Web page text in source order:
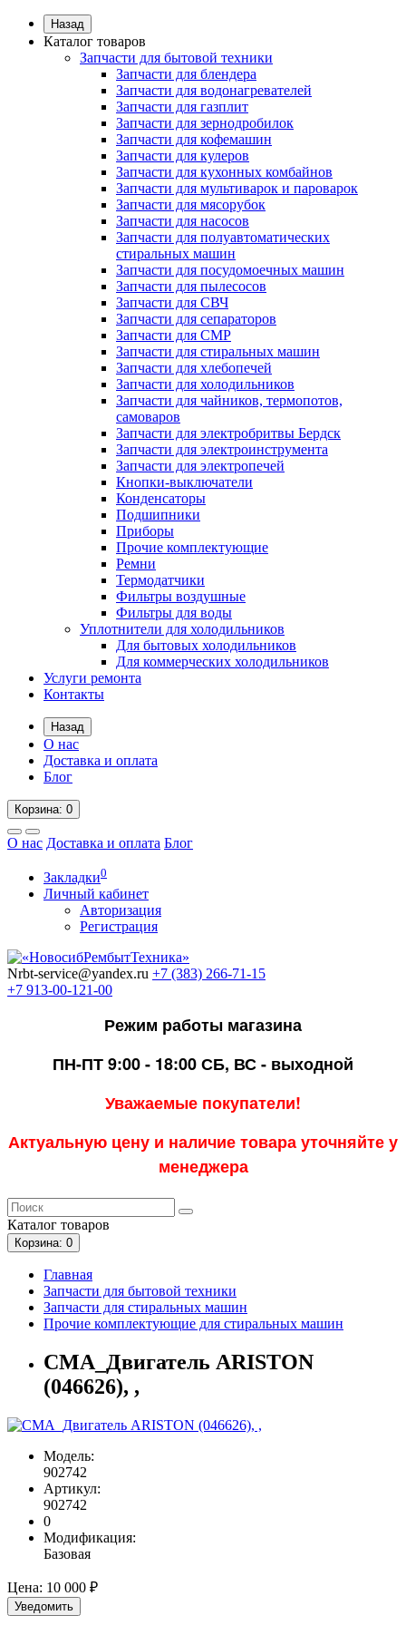
Назад
Каталог товаров
Запчасти для бытовой техники
Запчасти для блендера
Запчасти для водонагревателей
Запчасти для газплит
Запчасти для зернодробилок
Запчасти для кофемашин
Запчасти для кулеров
Запчасти для кухонных комбайнов
Запчасти для мультиварок и пароварок
Запчасти для мясорубок
Запчасти для насосов
Запчасти для полуавтоматических
стиральных машин
Запчасти для посудомоечных машин
Запчасти для пылесосов
Запчасти для СВЧ
Запчасти для сепараторов
Запчасти для СМР
Запчасти для стиральных машин
Запчасти для хлебопечей
Запчасти для холодильников
Запчасти для чайников, термопотов,
самоваров
Запчасти для электробритвы Бердск
Запчасти для электроинструмента
Запчасти для электропечей
Кнопки-выключатели
Конденсаторы
Подшипники
Приборы
Прочие комплектующие
Ремни
Термодатчики
Фильтры воздушные
Фильтры для воды
Уплотнители для холодильников
Для бытовых холодильников
Для коммерческих холодильников
Услуги ремонта
Контакты
Назад
О нас
Доставка и оплата
Блог
Корзина: 0
О нас Доставка и оплата Блог
Закладки0
Личный кабинет
Авторизация
Регистрация
Nrbt-service@yandex.ru +7 (383) 266-71-15
+7 913-00-121-00
Режим работы магазина
ПН-ПТ 9:00 - 18:00СБ, ВС - выходной
Уважаемые покупатели!
Актуальную цену и наличие товара уточняйте у
менеджера
Каталог товаров
Корзина: 0
Главная
Запчасти для бытовой техники
Запчасти для стиральных машин
Прочие комплектующие для стиральных машин
СМА_Двигатель ARISTON
(046626), ,
Модель:
902742
Артикул:
902742
0
Модификация:
Базовая
Цена: 10 000 ₽
Уведомить